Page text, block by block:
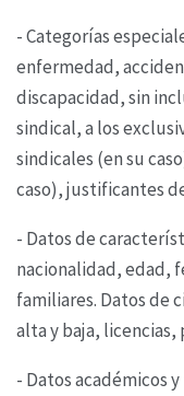
- Categorías
enfermedad,
discapacidad, sin
sindical, a los
sindicales (en su
caso), justificantes
- Datos de
nacionalidad, edad,
familiares. Datos de
alta y baja, licencias,
- Datos académicos